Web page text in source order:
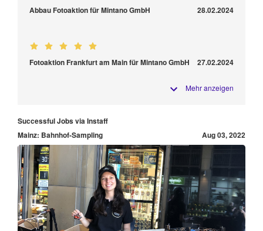
Abbau Fotoaktion für Mintano GmbH 28.02.2024
Fotoaktion Frankfurt am Main für Mintano GmbH 27.02.2024
Mehr anzeigen
Successful Jobs via Instaff
Mainz: Bahnhof-Sampling
Aug 03, 2022